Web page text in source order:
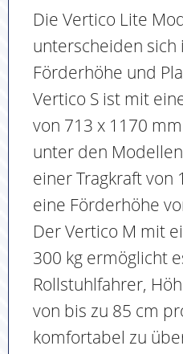
Die Vertico Lite
unterscheiden sich
Förderhöhe und
Vertico S ist mit
von 713 x 1170
unter den
einer Tragkraft von
eine Förderhöhe
Der Vertico M mit
300 kg ermöglicht
Rollstuhlfahrer,
von bis zu 85 cm
komfortabel zu